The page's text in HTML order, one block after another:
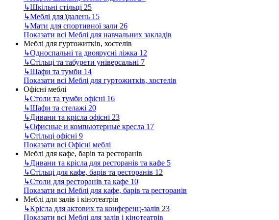
↳Шкільні стільці 25
↳Меблі для їдалень 15
↳Мати для спортивної зали 26
Показати всі Меблі для навчальних закладів
Меблі для гуртожитків, хостелів
↳Односпальні та двоярусні ліжка 12
↳Стільці та табурети універсальні 7
↳Шафи та тумби 14
Показати всі Меблі для гуртожитків, хостелів
Офісні меблі
↳Столи та тумби офісні 16
↳Шафи та стелажі 20
↳Дивани та крісла офісні 23
↳Офисные и компьютерные кресла 17
↳Стільці офісні 9
Показати всі Офісні меблі
Меблі для кафе, барів та ресторанів
↳Дивани та крісла для ресторанів та кафе 5
↳Стільці для кафе, барів та ресторанів 12
↳Столи для ресторанів та кафе 10
Показати всі Меблі для кафе, барів та ресторанів
Меблі для залів і кінотеатрів
↳Крісла для актових та конференц-залів 23
Показати всі Меблі для залів і кінотеатрів